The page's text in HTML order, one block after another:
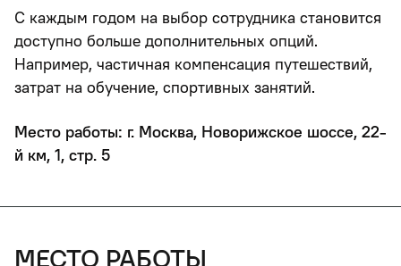
С каждым годом на выбор сотрудника становится
доступно больше дополнительных опций.
Например, частичная компенсация путешествий,
затрат на обучение, спортивных занятий.
Место работы: г. Москва, Новорижское шоссе, 22-
й км, 1, стр. 5
место работы